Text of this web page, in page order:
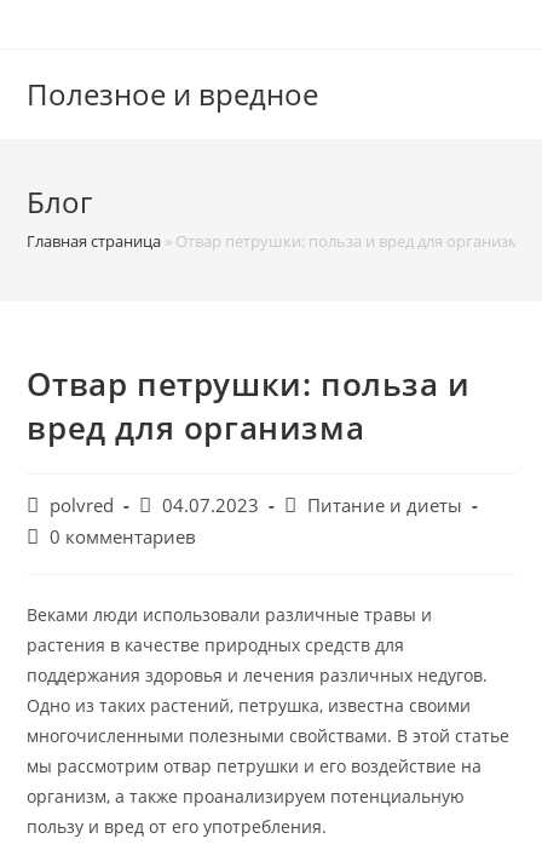
Полезное и вредное
Блог
Главная страница » Отвар петрушки: польза и вред для организма
Отвар петрушки: польза и
вред для организма
Автор
записи:
polvred
Запись
опубликована:
04.07.2023
Рубрика
Питание и диеты
Комментарии
0 комментариев
Веками люди использовали различные травы и
растения в качестве природных средств для
поддержания здоровья и лечения различных недугов.
Одно из таких растений, петрушка, известна своими
многочисленными полезными свойствами. В этой статье
мы рассмотрим отвар петрушки и его воздействие на
организм, а также проанализируем потенциальную
пользу и вред от его употребления.